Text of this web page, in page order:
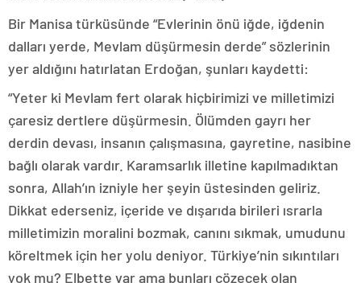
Bir Manisa türküsünde “Evlerinin önü iğde, iğdenin
dalları yerde, Mevlam düşürmesin derde” sözlerinin
yer aldığını hatırlatan Erdoğan, şunları kaydetti:
“Yeter ki Mevlam fert olarak hiçbirimizi ve milletimizi
çaresiz dertlere düşürmesin. Ölümden gayrı her
derdin devası, insanın çalışmasına, gayretine, nasibine
bağlı olarak vardır. Karamsarlık illetine kapılmadıktan
sonra, Allah’ın izniyle her şeyin üstesinden geliriz.
Dikkat ederseniz, içeride ve dışarıda birileri ısrarla
milletimizin moralini bozmak, canını sıkmak, umudunu
köreltmek için her yolu deniyor. Türkiye’nin sıkıntıları
yok mu? Elbette var ama bunları çözecek olan